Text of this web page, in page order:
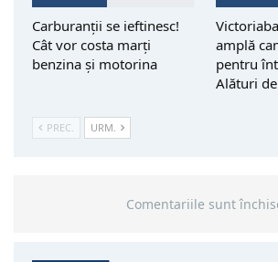
Carburanții se ieftinesc!
Cât vor costa marți
benzina și motorina
amplă
pentru
Alături
PREC. URM.
Comentariile sunt